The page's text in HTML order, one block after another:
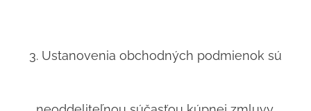
3. Ustanovenia obchodných podmienok sú